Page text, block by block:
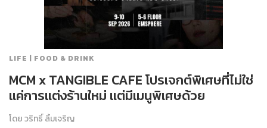
LIFE | FOOD & DRINK
MCM x TANGIBLE CAFE โปรเจกต์พิเศษที่ไม่ใช่
แค่การแต่งร้านใหม่ แต่มีเมนูพิเศษด้วย
โดยวริทธิ์ ลิ้มเจริญ